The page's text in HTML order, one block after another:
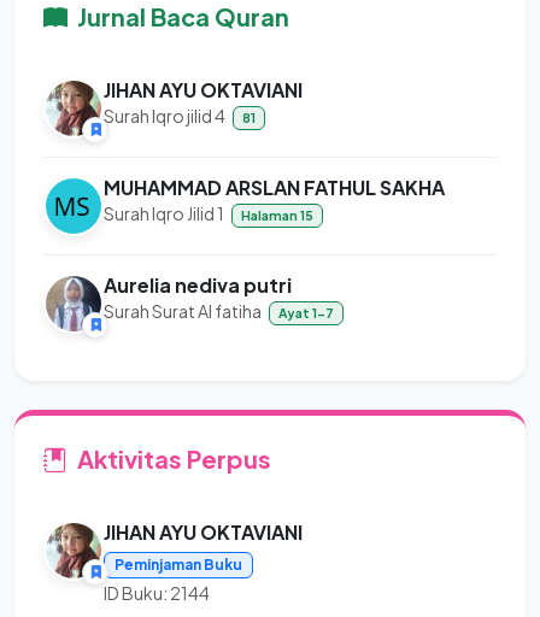
Jurnal Baca Quran
JIHAN AYU OKTAVIANI
Surah Iqro jilid 4 81
MUHAMMAD ARSLAN FATHUL SAKHA
Surah Iqro Jilid 1 Halaman 15
Aurelia nediva putri
Surah Surat Al fatiha Ayat 1-7
Aktivitas Perpus
JIHAN AYU OKTAVIANI
Peminjaman Buku
ID Buku: 2144